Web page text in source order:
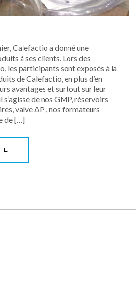
Calefactio a donné une
à ses clients. Lors des
les participants sont exposés à la
de Calefactio, en plus d’en
avantages et surtout sur leur
de nos GMP, réservoirs
valve ΔP , nos formateurs
de […]